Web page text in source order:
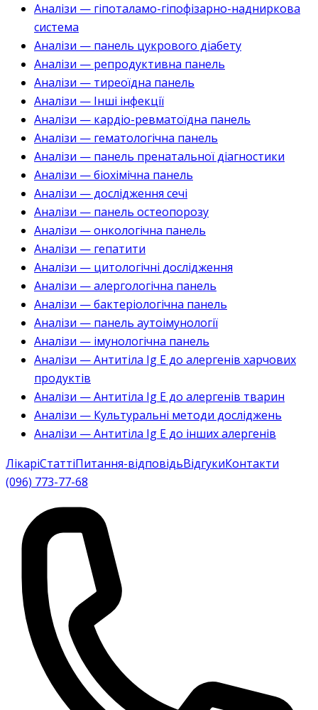
Аналізи — гіпоталамо-гіпофізарно-надниркова
система
Аналізи — панель цукрового діабету
Аналізи — репродуктивна панель
Аналізи — тиреоїдна панель
Аналізи — Інші інфекції
Аналізи — кардіо-ревматоїдна панель
Аналізи — гематологічна панель
Аналізи — панель пренатальної діагностики
Аналізи — біохімічна панель
Аналізи — дослідження сечі
Аналізи — панель остеопорозу
Аналізи — онкологічна панель
Аналізи — гепатити
Аналізи — цитологічні дослідження
Аналізи — алергологічна панель
Аналізи — бактеріологічна панель
Аналізи — панель аутоімунології
Аналізи — імунологічна панель
Аналізи — Антитіла Ig E до алергенів харчових
продуктів
Аналізи — Антитіла Ig E до алергенів тварин
Аналізи — Культуральні методи досліджень
Аналізи — Антитіла Ig E до інших алергенів
ЛікаріСтаттіПитання-відповідьВідгукиКонтакти
(096) 773-77-68